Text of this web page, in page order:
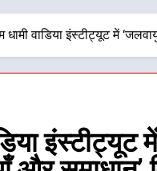
धामी वाडिया इंस्टीट्यूट में
इंस्टीट्यूट